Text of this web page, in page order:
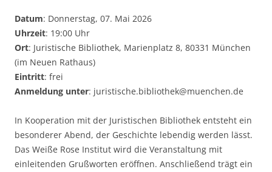
Datum: Donnerstag, 07. Mai 2026
Uhrzeit: 19:00 Uhr
Ort: Juristische Bibliothek, Marienplatz 8, 80331 München
(im Neuen Rathaus)
Eintritt: frei
Anmeldung unter: juristische.bibliothek@muenchen.de
In Kooperation mit der Juristischen Bibliothek entsteht ein
besonderer Abend, der Geschichte lebendig werden lässt.
Das Weiße Rose Institut wird die Veranstaltung mit
einleitenden Grußworten eröffnen. Anschließend trägt ein